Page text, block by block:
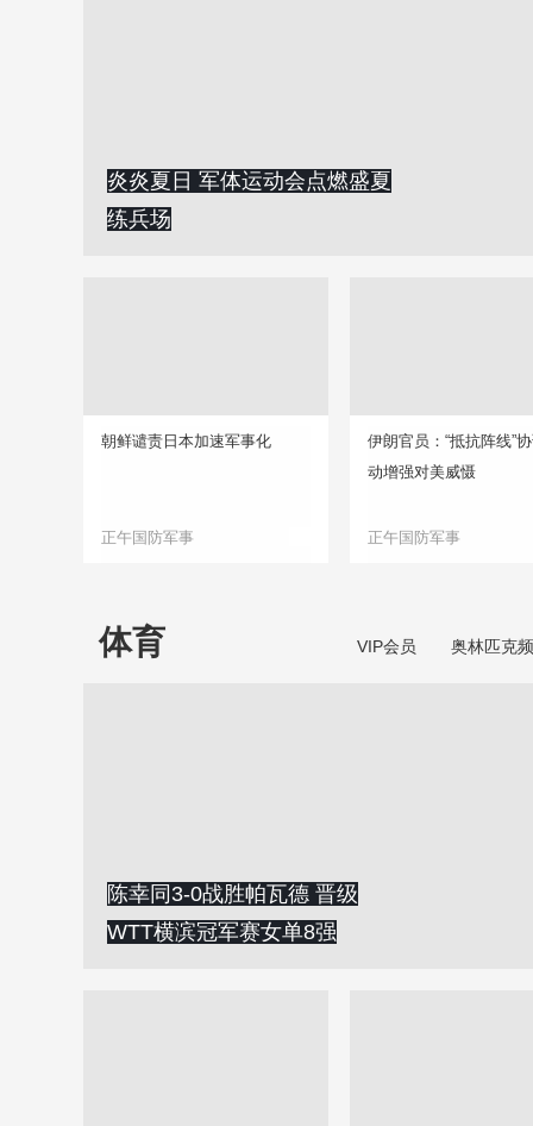
炎炎夏日 军体运动会点燃盛夏
练兵场
朝鲜谴责日本加速军事化
正午国防军事
伊朗官员：“抵抗阵线”
动增强对美威慑
正午国防军事
体育 VIP会员 奥林匹克
陈幸同3-0战胜帕瓦德 晋级
WTT横滨冠军赛女单8强